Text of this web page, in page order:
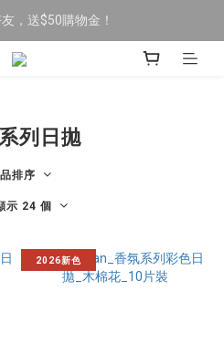
滿$699免運
，送$50購物金！
滿$699免運
列日拋
排序
示 24 個
2026新色